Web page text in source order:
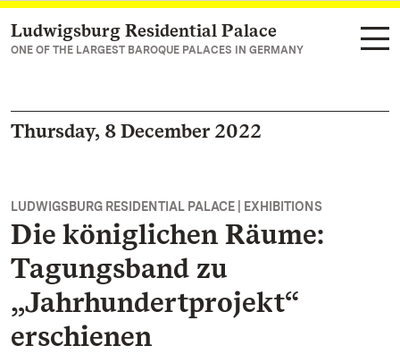
Navigate to main page
Ludwigsburg Residential Palace
ONE OF THE LARGEST BAROQUE PALACES IN GERMANY
Thursday, 8 December 2022
LUDWIGSBURG RESIDENTIAL PALACE | EXHIBITIONS
Die königlichen Räume:
Tagungsband zu
„Jahrhundertprojekt“
erschienen